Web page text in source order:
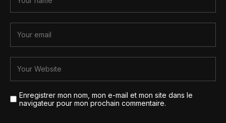
Enregistrer mon nom, mon e-mail et mon site dans le
navigateur pour mon prochain commentaire.